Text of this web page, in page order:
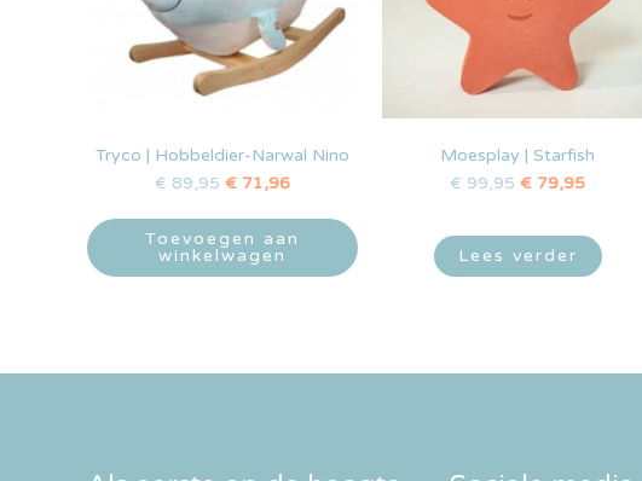
Tryco | Hobbeldier-Narwal Nino
€ 89,95 € 71,96
Toevoegen aan
winkelwagen
Moesplay | Starfish
€ 99,95 € 79,95
Lees verder